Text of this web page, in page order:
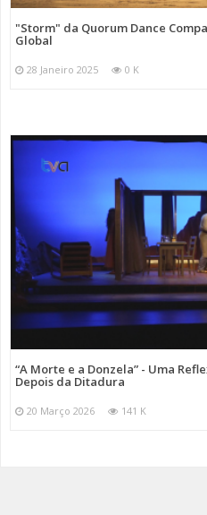
"Storm" da Quorum Dance
Global
28 Janeiro 2025 0 K
“A Morte e a Donzela” - Uma
Depois da Ditadura
20 Março 2026 141 K